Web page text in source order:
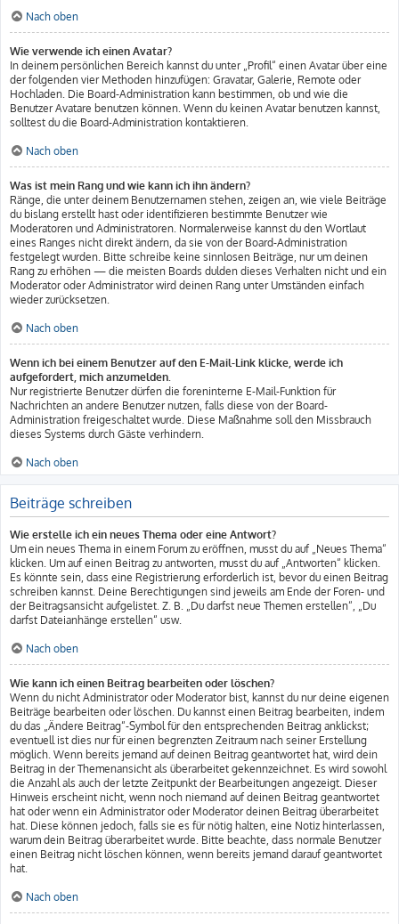
Nach oben
Wie verwende ich einen Avatar?
In deinem persönlichen Bereich kannst du unter „Profil“ einen Avatar über eine
der folgenden vier Methoden hinzufügen: Gravatar, Galerie, Remote oder
Hochladen. Die Board-Administration kann bestimmen, ob und wie die
Benutzer Avatare benutzen können. Wenn du keinen Avatar benutzen kannst,
solltest du die Board-Administration kontaktieren.
Nach oben
Was ist mein Rang und wie kann ich ihn ändern?
Ränge, die unter deinem Benutzernamen stehen, zeigen an, wie viele Beiträge
du bislang erstellt hast oder identifizieren bestimmte Benutzer wie
Moderatoren und Administratoren. Normalerweise kannst du den Wortlaut
eines Ranges nicht direkt ändern, da sie von der Board-Administration
festgelegt wurden. Bitte schreibe keine sinnlosen Beiträge, nur um deinen
Rang zu erhöhen — die meisten Boards dulden dieses Verhalten nicht und ein
Moderator oder Administrator wird deinen Rang unter Umständen einfach
wieder zurücksetzen.
Nach oben
Wenn ich bei einem Benutzer auf den E-Mail-Link klicke, werde ich
aufgefordert, mich anzumelden.
Nur registrierte Benutzer dürfen die foreninterne E-Mail-Funktion für
Nachrichten an andere Benutzer nutzen, falls diese von der Board-
Administration freigeschaltet wurde. Diese Maßnahme soll den Missbrauch
dieses Systems durch Gäste verhindern.
Nach oben
Beiträge schreiben
Wie erstelle ich ein neues Thema oder eine Antwort?
Um ein neues Thema in einem Forum zu eröffnen, musst du auf „Neues Thema“
klicken. Um auf einen Beitrag zu antworten, musst du auf „Antworten“ klicken.
Es könnte sein, dass eine Registrierung erforderlich ist, bevor du einen Beitrag
schreiben kannst. Deine Berechtigungen sind jeweils am Ende der Foren- und
der Beitragsansicht aufgelistet. Z. B. „Du darfst neue Themen erstellen“, „Du
darfst Dateianhänge erstellen“ usw.
Nach oben
Wie kann ich einen Beitrag bearbeiten oder löschen?
Wenn du nicht Administrator oder Moderator bist, kannst du nur deine eigenen
Beiträge bearbeiten oder löschen. Du kannst einen Beitrag bearbeiten, indem
du das „Ändere Beitrag“-Symbol für den entsprechenden Beitrag anklickst;
eventuell ist dies nur für einen begrenzten Zeitraum nach seiner Erstellung
möglich. Wenn bereits jemand auf deinen Beitrag geantwortet hat, wird dein
Beitrag in der Themenansicht als überarbeitet gekennzeichnet. Es wird sowohl
die Anzahl als auch der letzte Zeitpunkt der Bearbeitungen angezeigt. Dieser
Hinweis erscheint nicht, wenn noch niemand auf deinen Beitrag geantwortet
hat oder wenn ein Administrator oder Moderator deinen Beitrag überarbeitet
hat. Diese können jedoch, falls sie es für nötig halten, eine Notiz hinterlassen,
warum dein Beitrag überarbeitet wurde. Bitte beachte, dass normale Benutzer
einen Beitrag nicht löschen können, wenn bereits jemand darauf geantwortet
hat.
Nach oben